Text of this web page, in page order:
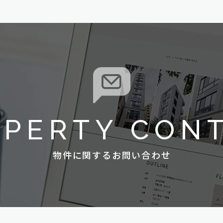
物件に関するお問い合わせ